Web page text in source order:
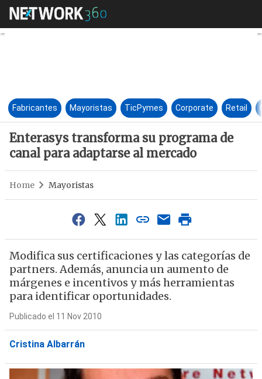
Enterasys transforma su
Fabricantes Mayoristas TicPymes Corporate Retail
Enterasys transforma su programa de
canal para adaptarse al mercado
Home Mayoristas
Modifica sus certificaciones y las categorías de
partners. Además, anuncia un aumento de
márgenes e incentivos y más herramientas
para identificar oportunidades.
Publicado el 11 Nov 2010
Cristina Albarrán